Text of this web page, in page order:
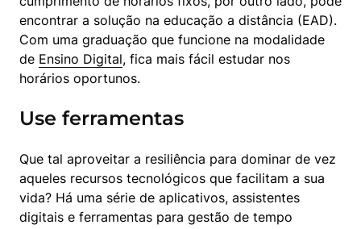
encontrar a solução na educação a distância (EAD).
Com uma graduação que funcione na modalidade
de Ensino Digital, fica mais fácil estudar nos
horários oportunos.
Use ferramentas
Que tal aproveitar a resiliência para dominar de vez
aqueles recursos tecnológicos que facilitam a sua
vida? Há uma série de aplicativos, assistentes
digitais e ferramentas para gestão de tempo